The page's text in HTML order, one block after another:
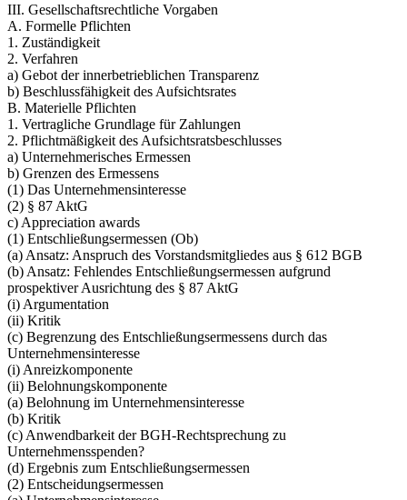
III. Gesellschaftsrechtliche Vorgaben
A. Formelle Pflichten
1. Zuständigkeit
2. Verfahren
a) Gebot der innerbetrieblichen Transparenz
b) Beschlussfähigkeit des Aufsichtsrates
B. Materielle Pflichten
1. Vertragliche Grundlage für Zahlungen
2. Pflichtmäßigkeit des Aufsichtsratsbeschlusses
a) Unternehmerisches Ermessen
b) Grenzen des Ermessens
(1) Das Unternehmensinteresse
(2) § 87 AktG
c) Appreciation awards
(1) Entschließungsermessen (Ob)
(a) Ansatz: Anspruch des Vorstandsmitgliedes aus § 612 BGB
(b) Ansatz: Fehlendes Entschließungsermessen aufgrund
prospektiver Ausrichtung des § 87 AktG
(i) Argumentation
(ii) Kritik
(c) Begrenzung des Entschließungsermessens durch das
Unternehmensinteresse
(i) Anreizkomponente
(ii) Belohnungskomponente
(a) Belohnung im Unternehmensinteresse
(b) Kritik
(c) Anwendbarkeit der BGH-Rechtsprechung zu
Unternehmensspenden?
(d) Ergebnis zum Entschließungsermessen
(2) Entscheidungsermessen